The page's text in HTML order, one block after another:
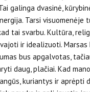
galinga dvasinė,
Tarsi visuomenėje
tai svarbu. Kultūra,
ir idealizuoti. Marsas
bus apgalvotas,
daug, plačiai. Kad
kuriantys ir aprėpti